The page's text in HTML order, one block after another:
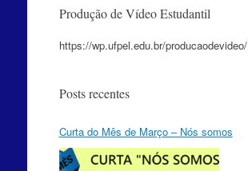
Produção de Vídeo Estudantil
https://wp.ufpel.edu.br/producaodevideo/
Posts recentes
Curta do Mês de Março – Nós somos